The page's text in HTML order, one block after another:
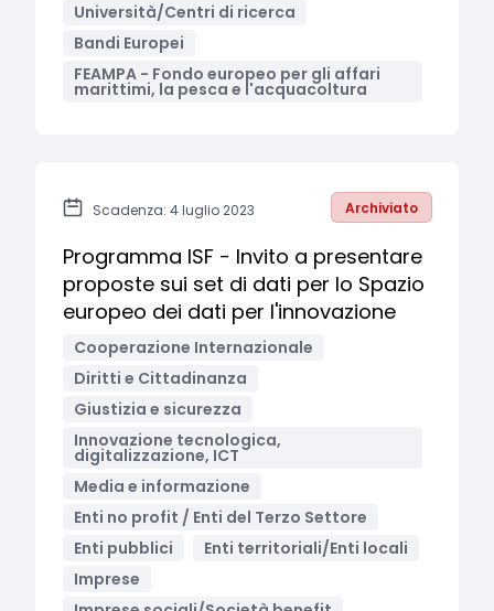
Università/Centri di ricerca
Bandi Europei
FEAMPA - Fondo europeo per gli affari
marittimi, la pesca e l'acquacoltura
Scadenza: 4 luglio 2023 Archiviato
Programma ISF - Invito a presentare
proposte sui set di dati per lo Spazio
europeo dei dati per l'innovazione
Cooperazione Internazionale
Diritti e Cittadinanza
Giustizia e sicurezza
Innovazione tecnologica,
digitalizzazione, ICT
Media e informazione
Enti no profit / Enti del Terzo Settore
Enti pubblici
Enti territoriali/Enti locali
Imprese